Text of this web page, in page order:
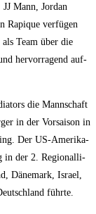
Mann, Jor­dan
Rapi­que ver­fü­gen
Team über die
her­vor­ra­gend auf­
die Mann­schaft
in der Vor­sai­son in
Der US-Ame­ri­ka­
in der 2. Regio­nal­li­
Däne­mark, Isra­el,
führte.